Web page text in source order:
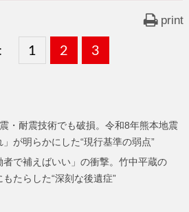
print
固
ー
ジ
1 ,
固
ー
ジ
2 ,
固
ー
ジ
3
・耐震技術でも破損。令和8年熊本地震
が明らかにした“現行基準の弱点”
者で補えばいい」の衝撃。竹中平蔵の
もたらした“深刻な後遺症”